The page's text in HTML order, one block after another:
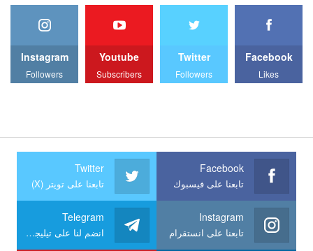
Facebook
Likes
Twitter
Followers
Youtube
Subscribers
Instagram
Followers
Facebook
تابعنا على فيسبوك
Twitter
تابعنا على تويتر (X)
Instagram
تابعنا على انستقرام
Telegram
انضم لنا على تيليجرام